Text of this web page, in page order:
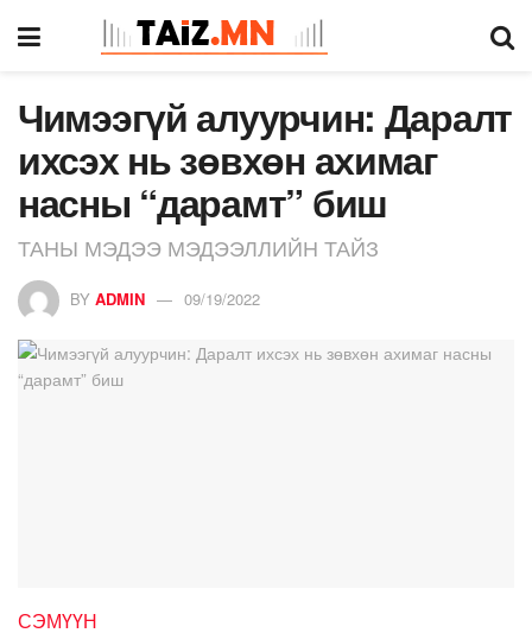
Чимээгүй алуурчин: Даралт
ихсэх нь зөвхөн ахимаг
насны “дарамт” биш
ТАНЫ МЭДЭЭ МЭДЭЭЛЛИЙН ТАЙЗ
BY ADMIN 09/19/2022
СЭМҮҮН